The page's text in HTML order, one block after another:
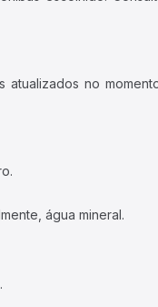
no
água mineral.